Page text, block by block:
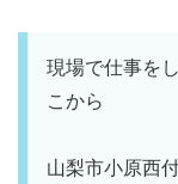
現場で仕事を
こから
山梨市小原西